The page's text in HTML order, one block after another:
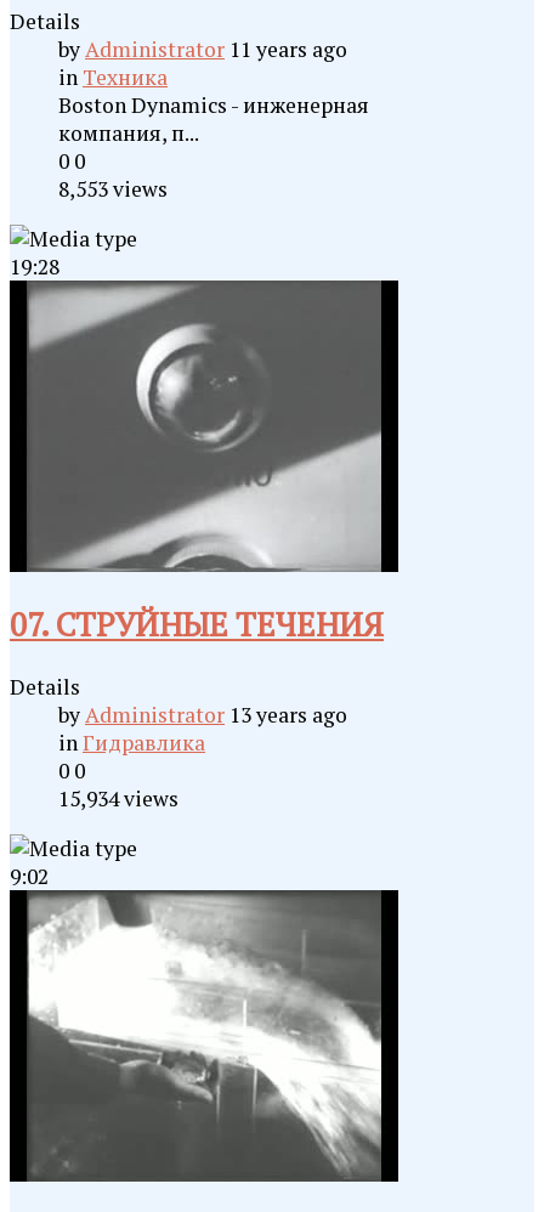
Details
byAdministrator 11 years ago
in Техника
Boston Dynamics - инженерная
компания, п...
0 0
8,553 views
19:28
07. СТРУЙНЫЕ ТЕЧЕНИЯ
Details
byAdministrator 13 years ago
inГидравлика
0 0
15,934 views
9:02